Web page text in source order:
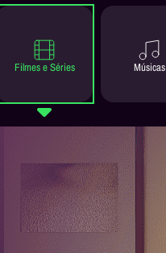
Filmes e Séries Músicas